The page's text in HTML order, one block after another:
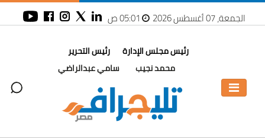
الجمعة، 07 أغسطس 2026
رئيس مجلس الإدارة
محمد نجيب
رئيس التحرير
سامي عبدالراضي